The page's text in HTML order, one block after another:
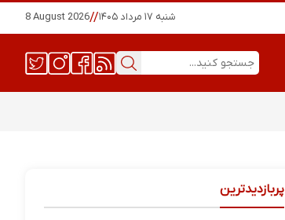
شنبه ۱۷ مرداد ۱۴۰۵ //
8 August 2026
پربازدیدترین